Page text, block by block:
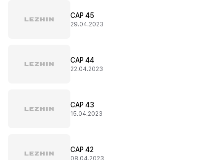
CAP 45
29.04.2023
CAP 44
22.04.2023
CAP 43
15.04.2023
CAP 42
08.04.2023